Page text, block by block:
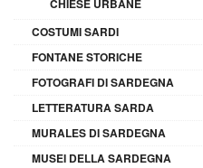
CHIESE URBANE
COSTUMI SARDI
FONTANE STORICHE
FOTOGRAFI DI SARDEGNA
LETTERATURA SARDA
MURALES DI SARDEGNA
MUSEI DELLA SARDEGNA